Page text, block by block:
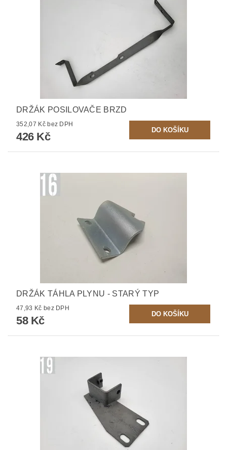
DRŽÁK POSILOVAČE BRZD
352,07 Kč bez DPH
426 Kč
DRŽÁK TÁHLA PLYNU - STARÝ TYP
47,93 Kč bez DPH
58 Kč